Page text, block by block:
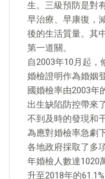
生。三級預防是對
早治療、早康復，
後的生活質量。其
第一道關。
自2003年10月起
婚檢證明作為婚姻
國婚檢率由2003年
出生缺陷防控帶來
不到及時的發現和
為應對婚檢率急劇
各地政府採取了多
年婚檢人數達1020
升至2018年的61.1%